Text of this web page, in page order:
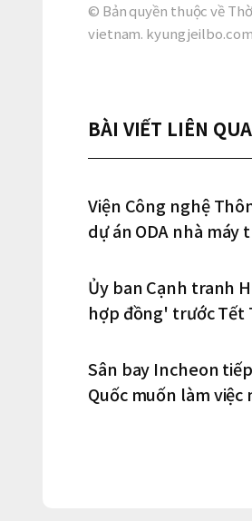
© Bản quyền thuộc về
vietnam. kyungjeilbo.com
BÀI VIẾT LIÊN
Viện Công nghệ
dự án ODA nhà máy
Ủy ban Cạnh tranh
hợp đồng' trước Tết
Sân bay Incheon
Quốc muốn làm